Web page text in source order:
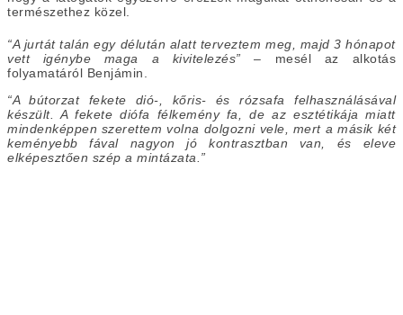
természethez közel.
“A jurtát talán egy délután alatt terveztem meg, majd 3 hónapot
vett igénybe maga a kivitelezés” – mesél az alkotás
folyamatáról Benjámin.
“A bútorzat fekete dió-, kőris- és rózsafa felhasználásával
készült. A fekete diófa félkemény fa, de az esztétikája miatt
mindenképpen szerettem volna dolgozni vele, mert a másik két
keményebb fával nagyon jó kontrasztban van, és eleve
elképesztően szép a mintázata.”